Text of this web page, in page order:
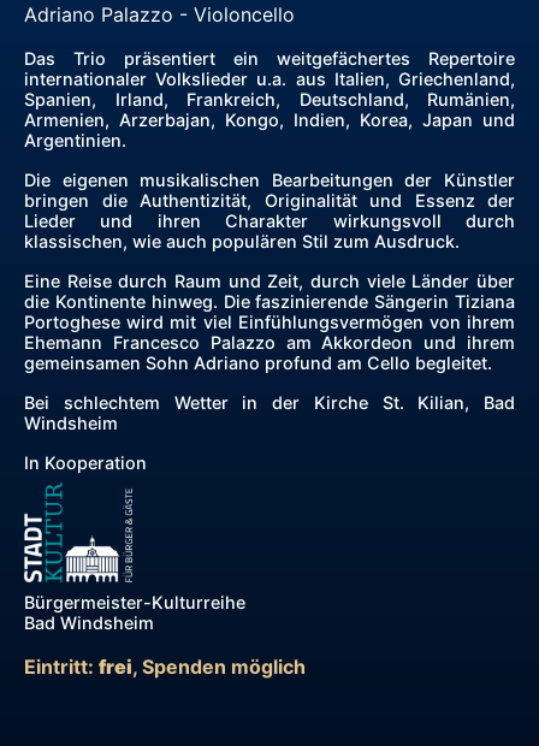
Adriano Palazzo - Violoncello
Das Trio präsentiert ein weitgefächertes Repertoire
internationaler Volkslieder u.a. aus Italien, Griechenland,
Spanien, Irland, Frankreich, Deutschland, Rumänien,
Armenien, Arzerbajan, Kongo, Indien, Korea, Japan und
Argentinien.
Die eigenen musikalischen Bearbeitungen der Künstler
bringen die Authentizität, Originalität und Essenz der
Lieder und ihren Charakter wirkungsvoll durch
klassischen, wie auch populären Stil zum Ausdruck.
Eine Reise durch Raum und Zeit, durch viele Länder über
die Kontinente hinweg. Die faszinierende Sängerin Tiziana
Portoghese wird mit viel Einfühlungsvermögen von ihrem
Ehemann Francesco Palazzo am Akkordeon und ihrem
gemeinsamen Sohn Adriano profund am Cello begleitet.
Bei schlechtem Wetter in der Kirche St. Kilian, Bad
Windsheim
In Kooperation
Bürgermeister-Kulturreihe
Bad Windsheim
Eintritt: frei, Spenden möglich